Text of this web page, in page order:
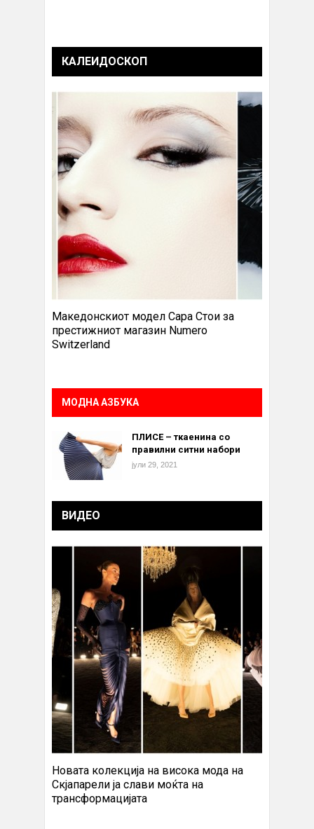
КАЛЕИДОСКОП
Македонскиот модел Сара Стои за
престижниот магазин Numero
Switzerland
МОДНА АЗБУКА
ПЛИСЕ – ткаенина со
правилни ситни набори
јули 29, 2021
ВИДЕО
Новата колекција на висока мода на
Скјапарели ја слави моќта на
трансформацијата